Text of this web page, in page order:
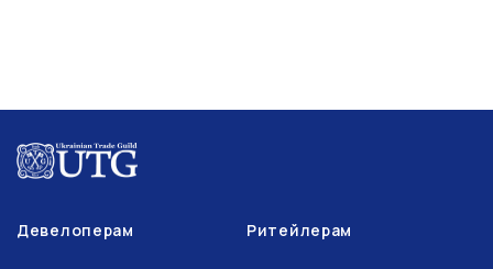
Девелоперам Ритейлерам